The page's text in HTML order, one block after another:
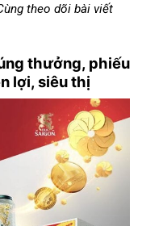
theo dõi bài viết
thưởng, phiếu
lợi, siêu thị